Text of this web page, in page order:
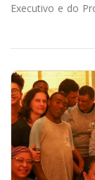
Executivo e do